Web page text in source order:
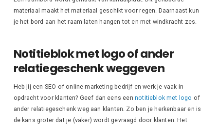
materiaal maakt het materiaal geschikt voor regen. Daarnaast kun
je het bord aan het raam laten hangen tot en met windkracht zes.
Notitieblok met logo of ander
relatiegeschenk weggeven
Heb jij een SEO of online marketing bedrijf en werk je vaak in
opdracht voor klanten? Geef dan eens een notitieblok met logo of
ander relatiegeschenk weg aan klanten. Zo ben je herkenbaar en is
de kans groter dat je (vaker) wordt gevraagd door klanten. Het